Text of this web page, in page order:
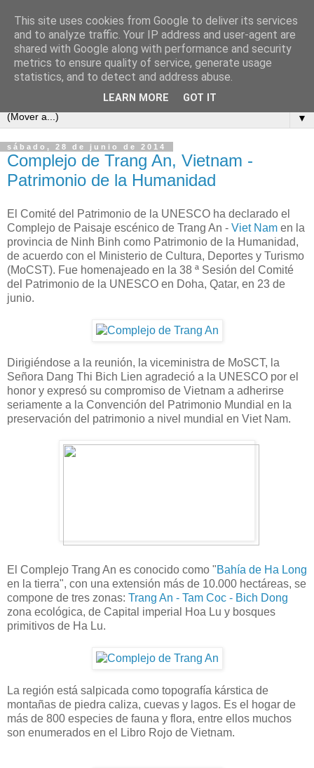
▼
sábado, 28 de junio de 2014
Complejo de Trang An, Vietnam -
Patrimonio de la Humanidad
El Comité del Patrimonio de la UNESCO ha declarado el
Complejo de Paisaje escénico de Trang An - Viet Nam en la
provincia de Ninh Binh como Patrimonio de la Humanidad,
de acuerdo con el Ministerio de Cultura, Deportes y Turismo
(MoCST). Fue homenajeado en la 38 ª Sesión del Comité
del Patrimonio de la UNESCO en Doha, Qatar, en 23 de
junio.
Dirigiéndose a la reunión, la viceministra de MoSCT, la
Señora Dang Thi Bich Lien agradeció a la UNESCO por el
honor y expresó su compromiso de Vietnam a adherirse
seriamente a la Convención del Patrimonio Mundial en la
preservación del patrimonio a nivel mundial en Viet Nam.
El Complejo Trang An es conocido como "Bahía de Ha Long
en la tierra", con una extensión más de 10.000 hectáreas, se
compone de tres zonas: Trang An - Tam Coc - Bich Dong
zona ecológica, de Capital imperial Hoa Lu y bosques
primitivos de Ha Lu.
La región está salpicada como topografía kárstica de
montañas de piedra caliza, cuevas y lagos. Es el hogar de
más de 800 especies de fauna y flora, entre ellos muchos
son enumerados en el Libro Rojo de Vietnam.
This site uses cookies from Google to deliver its services
and to analyze traffic. Your IP address and user-agent are
shared with Google along with performance and security
metrics to ensure quality of service, generate usage
statistics, and to detect and address abuse.
LEARN MORE GOT IT